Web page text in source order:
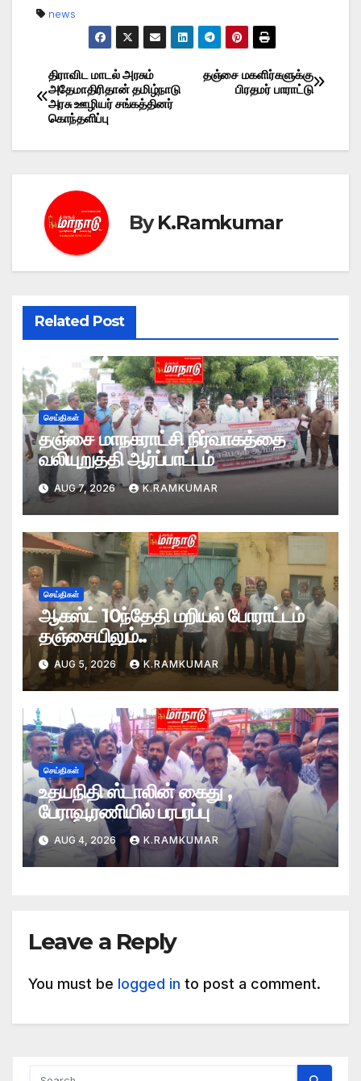
news
Post
navigation
தஞ்சை மகளிர்களுக்கு
பிரதமர் பாராட்டு
திராவிட மாடல் அரசும்
அதேமாதிரிதான் தமிழ்நாடு
அரசு ஊழியர் சங்கத்தினர்
கொந்தளிப்பு
ByK.Ramkumar
Related Post
செய்திகள்
தஞ்சை மாநகராட்சி நிர்வாகத்தை
வலியுறுத்தி ஆர்ப்பாட்டம்
AUG 7, 2026 K.RAMKUMAR
செய்திகள்
ஆகஸ்ட் 10ந்தேதி மறியல் போராட்டம்
தஞ்சையிலும்..
AUG 5, 2026 K.RAMKUMAR
செய்திகள்
உதயநிதி ஸ்டாலின் கைது ,
பேராவூரணியில் பரபரப்பு
AUG 4, 2026 K.RAMKUMAR
Leave a Reply
You must be logged in to post a comment.